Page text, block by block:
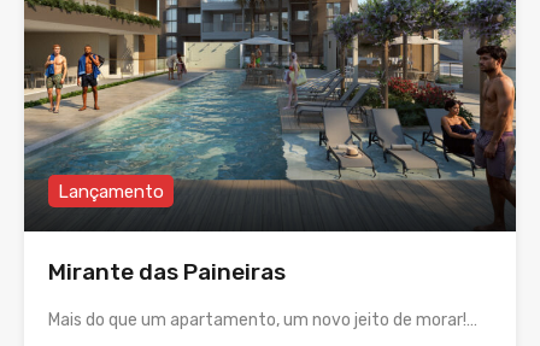
Lançamento
Mirante das Paineiras
Mais do que um apartamento, um novo jeito de morar!…